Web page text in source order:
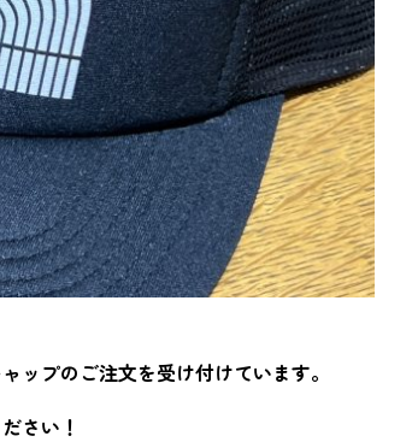
ップのご注文を受け付けています。
さい！